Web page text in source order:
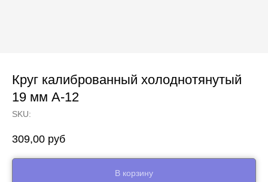
Круг калиброванный холоднотянутый
19 мм А-12
SKU:
309,00 руб
В корзину